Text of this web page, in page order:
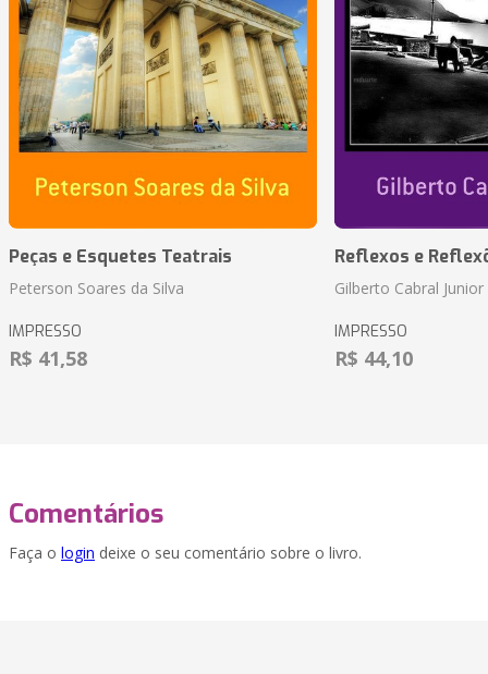
Peças e Esquetes Teatrais
Peterson Soares da Silva
IMPRESSO
R$ 41,58
Reflexos e
Gilberto Cabral Junior
IMPRESSO
R$ 44,10
Comentários
Faça o login deixe o seu comentário sobre o livro.